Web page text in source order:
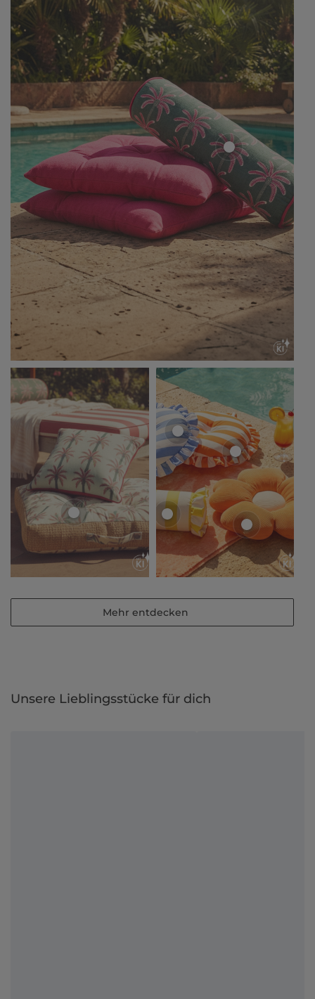
Mehr entdecken
Unsere Lieblingsstücke für dich